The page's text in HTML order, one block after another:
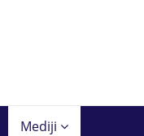
Mediji